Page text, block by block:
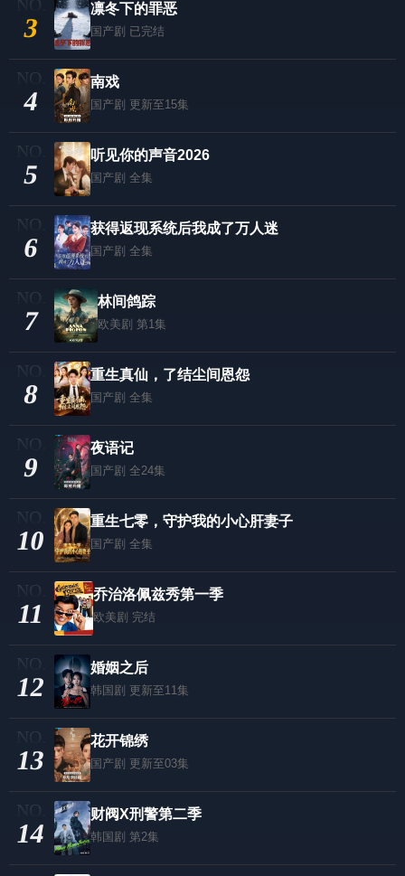
3
凛冬下的罪恶
国产剧 已完结
4
南戏
国产剧 更新至15集
5
听见你的声音2026
国产剧 全集
6
获得返现系统后我成了万人迷
国产剧 全集
7
林间鸽踪
欧美剧 第1集
8
重生真仙，了结尘间恩怨
国产剧 全集
9
夜语记
国产剧 全24集
10
重生七零，守护我的小心肝妻子
国产剧 全集
11
乔治洛佩兹秀第一季
欧美剧 完结
12
婚姻之后
韩国剧 更新至11集
13
花开锦绣
国产剧 更新至03集
14
财阀X刑警第二季
韩国剧 第2集